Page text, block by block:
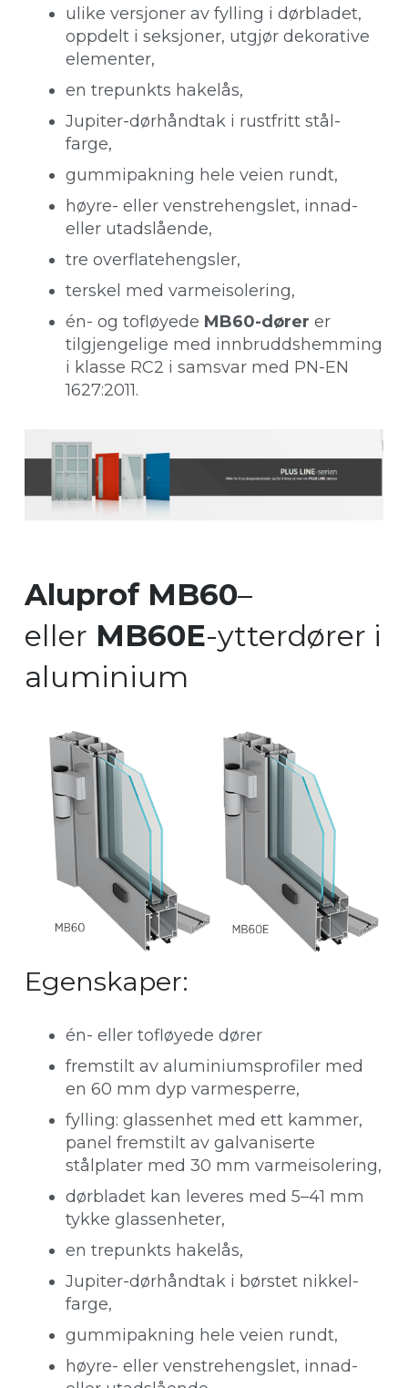
ulike versjoner av fylling i dørbladet,
oppdelt i seksjoner, utgjør dekorative
elementer,
en trepunkts hakelås,
Jupiter-dørhåndtak i rustfritt stål-
farge,
gummipakning hele veien rundt,
høyre- eller venstrehengslet, innad-
eller utadslående,
tre overflatehengsler,
terskel med varmeisolering,
én- og tofløyede MB60-dører er
tilgjengelige med innbruddshemming
i klasse RC2 i samsvar med PN-EN
1627:2011.
Aluprof MB60–
eller MB60E-ytterdører i
aluminium
Egenskaper:
én- eller tofløyede dører
fremstilt av aluminiumsprofiler med
en 60 mm dyp varmesperre,
fylling: glassenhet med ett kammer,
panel fremstilt av galvaniserte
stålplater med 30 mm varmeisolering,
dørbladet kan leveres med 5–41 mm
tykke glassenheter,
en trepunkts hakelås,
Jupiter-dørhåndtak i børstet nikkel-
farge,
gummipakning hele veien rundt,
høyre- eller venstrehengslet, innad-